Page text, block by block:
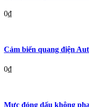
0₫
Cảm biến quang điện
0₫
Mực đóng dấu không